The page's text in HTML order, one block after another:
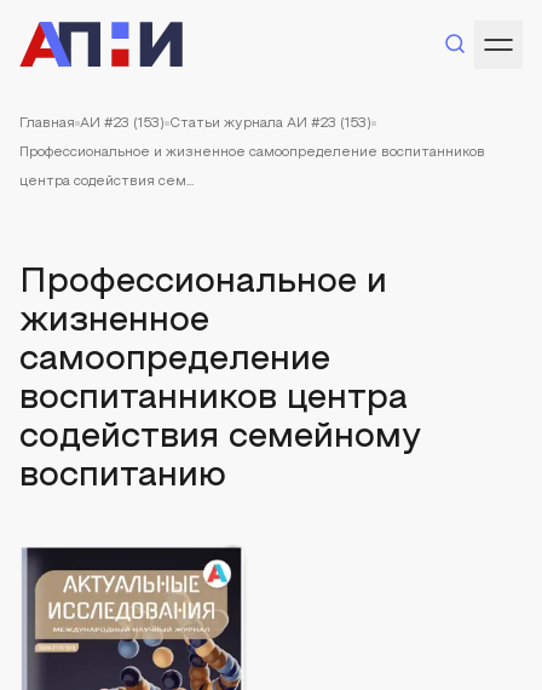
Главная АИ #23 (153) Статьи журнала АИ #23 (153)
Профессиональное и жизненное самоопределение воспитанников
центра содействия сем...
Профессиональное и
жизненное
самоопределение
воспитанников центра
содействия семейному
воспитанию